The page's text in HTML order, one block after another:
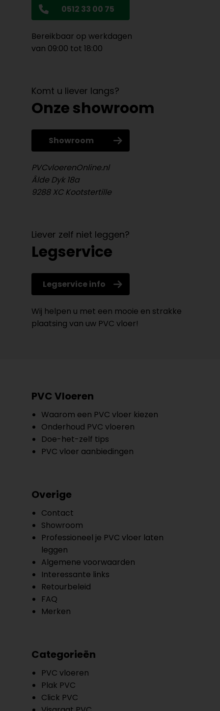
0512 33 00 75
Bereikbaar op werkdagen
van 09:00 tot 18:00
Komt u liever langs?
Onze showroom
Showroom
PVCvloerenOnline.nl
Âlde Dyk 18a
9288 XC Kootstertille
Liever zelf niet leggen?
Legservice
Legservice info
Wij helpen u met een mooie en strakke
plaatsing van uw PVC vloer!
PVC Vloeren
Waarom een PVC vloer kiezen
Onderhoud PVC vloeren
Doe-het-zelf tips
PVC vloer aanbiedingen
Overige
Contact
Showroom
Professioneel je PVC vloer laten
leggen
Algemene voorwaarden
Interessante links
Retourbeleid
FAQ
Merken
Categorieën
PVC vloeren
Plak PVC
Click PVC